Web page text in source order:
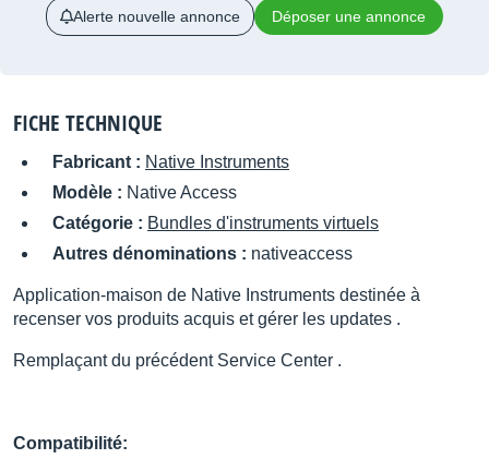
Alerte nouvelle annonce Déposer une annonce
FICHE TECHNIQUE
Fabricant : Native Instruments
Modèle : Native Access
Catégorie : Bundles d'instruments virtuels
Autres dénominations : nativeaccess
Application-maison de Native Instruments destinée à
recenser vos produits acquis et gérer les updates .
Remplaçant du précédent Service Center .
Compatibilité: